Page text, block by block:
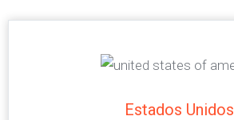
Estados Unidos